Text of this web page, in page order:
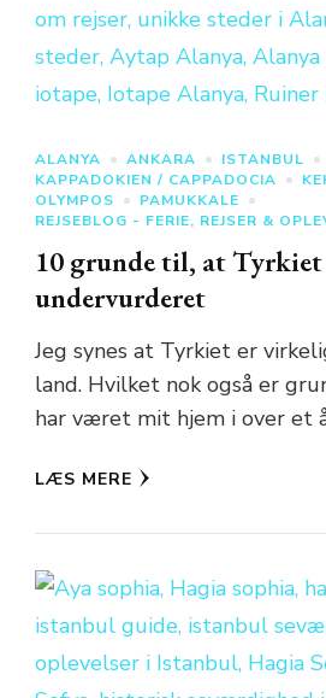
ALANYA ANKARA
ISTANBUL
KAPPADOKIEN / CAPPADOCIA
OLYMPOS
PAMUKKALE
REJSEBLOG - FERIE, REJSER &
10 grunde til, at
undervurderet
Jeg synes at Tyrkiet er
land. Hvilket nok også er
har været mit hjem i over et
LÆS MERE